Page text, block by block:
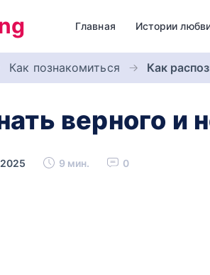
Главная Истории
Как познакомиться Как
верного и
9 мин. 0